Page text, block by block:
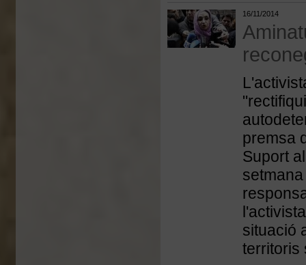
16/11/2014
premsa
Suport
situació
territoris